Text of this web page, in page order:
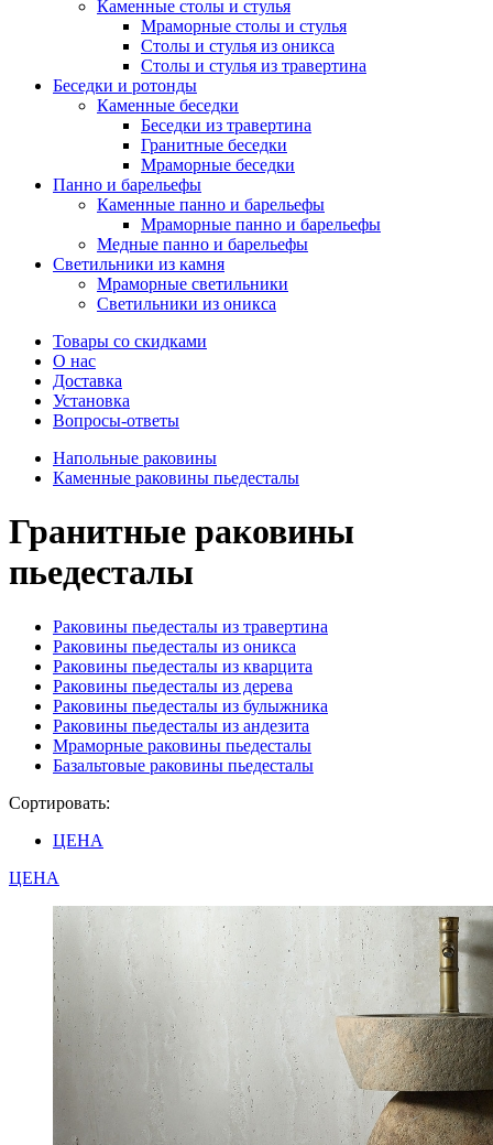
Каменные столы и стулья
Мраморные столы и стулья
Столы и стулья из оникса
Столы и стулья из травертина
Беседки и ротонды
Каменные беседки
Беседки из травертина
Гранитные беседки
Мраморные беседки
Панно и барельефы
Каменные панно и барельефы
Мраморные панно и барельефы
Медные панно и барельефы
Светильники из камня
Мраморные светильники
Светильники из оникса
Товары со скидками
О нас
Доставка
Установка
Вопросы-ответы
Напольные раковины
Каменные раковины пьедесталы
Гранитные раковины
пьедесталы
Раковины пьедесталы из травертина
Раковины пьедесталы из оникса
Раковины пьедесталы из кварцита
Раковины пьедесталы из дерева
Раковины пьедесталы из булыжника
Раковины пьедесталы из андезита
Мраморные раковины пьедесталы
Базальтовые раковины пьедесталы
Сортировать:
ЦЕНА
ЦЕНА